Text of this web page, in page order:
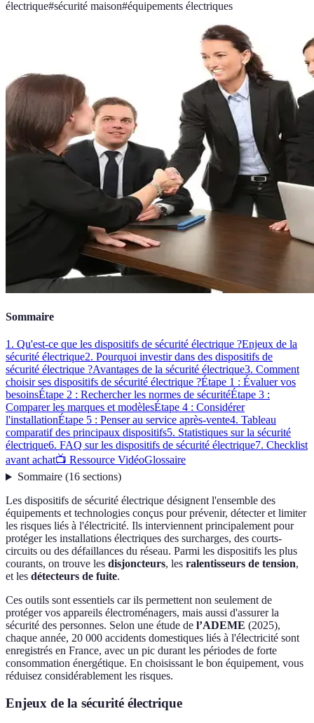
électrique#sécurité maison#équipements électriques
Sommaire
1. Qu'est-ce que les dispositifs de sécurité électrique ?Enjeux de la
sécurité électrique2. Pourquoi investir dans des dispositifs de
sécurité électrique ?Avantages de la sécurité électrique3. Comment
choisir ses dispositifs de sécurité électrique ?Étape 1 : Évaluer vos
besoinsÉtape 2 : Rechercher les normes de sécuritéÉtape 3 :
Comparer les marques et modèlesÉtape 4 : Considérer
l'installationÉtape 5 : Penser au service après-vente4. Tableau
comparatif des principaux dispositifs5. Statistiques sur la sécurité
électrique6. FAQ sur les dispositifs de sécurité électrique7. Checklist
avant achat📺 Ressource VidéoGlossaire
Sommaire(16 sections)
Les dispositifs de sécurité électrique désignent l'ensemble des
équipements et technologies conçus pour prévenir, détecter et limiter
les risques liés à l'électricité. Ils interviennent principalement pour
protéger les installations électriques des surcharges, des courts-
circuits ou des défaillances du réseau. Parmi les dispositifs les plus
courants, on trouve les disjoncteurs, les ralentisseurs de tension,
et les détecteurs de fuite.
Ces outils sont essentiels car ils permettent non seulement de
protéger vos appareils électroménagers, mais aussi d'assurer la
sécurité des personnes. Selon une étude de l’ADEME (2025),
chaque année, 20 000 accidents domestiques liés à l'électricité sont
enregistrés en France, avec un pic durant les périodes de forte
consommation énergétique. En choisissant le bon équipement, vous
réduisez considérablement les risques.
Enjeux de la sécurité électrique